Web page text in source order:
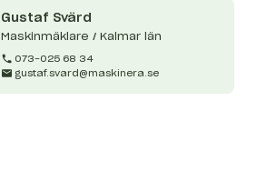
Gustaf Svärd
Maskinmäklare / Kalmar län
073-025 68 34
gustaf.svard@maskinera.se